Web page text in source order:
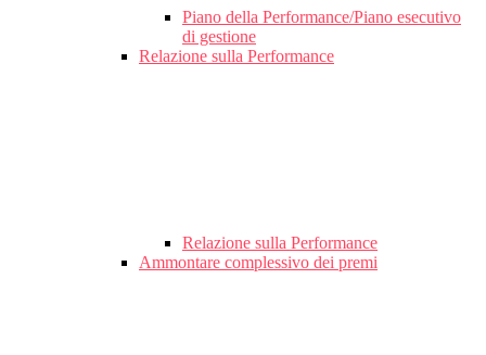
Piano della Performance/Piano esecutivo
di gestione
Relazione sulla Performance
Relazione sulla Performance
Ammontare complessivo dei premi